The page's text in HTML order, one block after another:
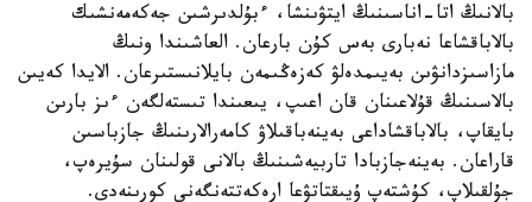
بالانىڭ اتا-اناسىنىڭ ايتۋىنشا، ءبۇلدىرشىن جەكەمەنشىك
بالاباقشاعا نەبارى بەس كۇن بارعان. العاشىندا ونىڭ
مازاسىزدانۋىن بەيىمدەلۋ كەزەڭىمەن بايلانىستىرعان. الايدا كەيىن
بالاسىنىڭ قۇلاعىنان قان اعىپ، يىعىندا تىستەلگەن ءىز بارىن
بايقاپ، بالاباقشاداعى بەينەباقىلاۋ كامەرالارىنىڭ جازباسىن
قاراعان. بەينەجازبادا تاربيەشىنىڭ بالانى قولىنان سۇيرەپ،
جۇلقىلاپ، كۇشتەپ ۇيىقتاتۋعا ارەكەتتەنگەنى كورىنەدى.